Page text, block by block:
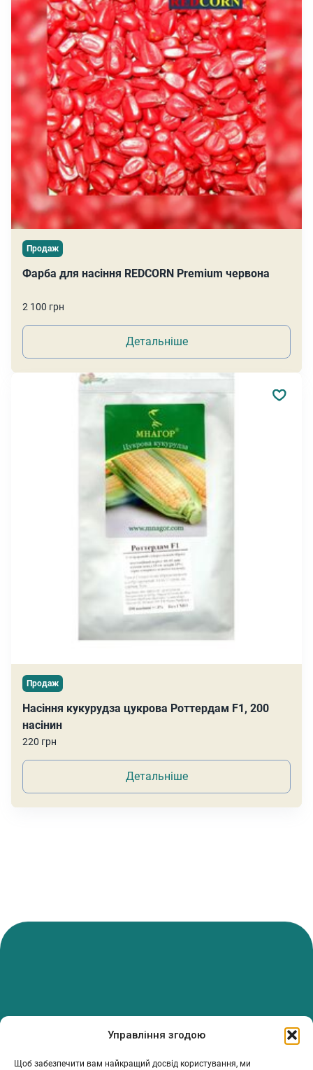
Управління згодою
Щоб забезпечити вам найкращий досвід користування, ми
Продаж
Фарба для насіння REDCORN Premium червона
2 100 грн
Детальніше
Продаж
Насіння кукурудза цукрова Роттердам F1, 200
насінин
220 грн
Детальніше
PanTerrea — спільнота, що дбає про фермерів.
Ми об’єднуємо людей, досвід і рішення, щоб допомагати вам
розвивати ферму з упевненістю та підтримкою.